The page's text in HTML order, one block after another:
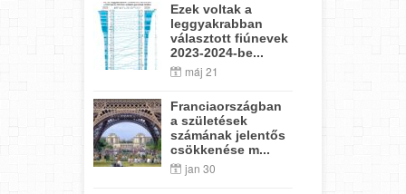
Ezek voltak a
leggyakrabban
választott fiúnevek
2023-2024-be...
máj 21
Franciaországban
a születések
számának jelentős
csökkenése m...
jan 30